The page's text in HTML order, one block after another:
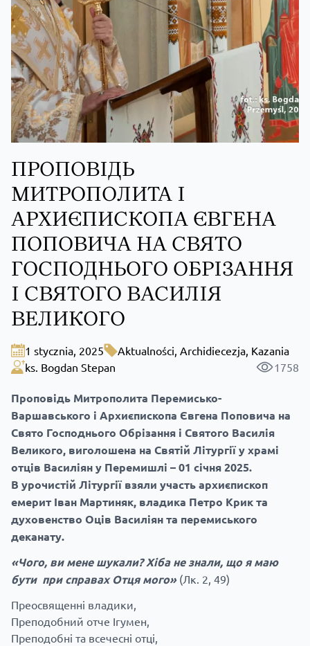
ПРОПОВІДЬ
МИТРОПОЛИТА І
АРХИЄПИСКОПА ЄВГЕНА
ПОПОВИЧА НА СВЯТО
ГОСПОДНЬОГО ОБРІЗАННЯ
І СВЯТОГО ВАСИЛІЯ
ВЕЛИКОГО
1 stycznia, 2025 Aktualności, Archidiecezja, Kazania
ks. Bogdan Stepan
1758
Проповідь Митрополита Перемисько-
Варшавського і Архиєпископа Євгена Поповича на
Свято Господнього Обрізання і Святого Василія
Великого, виголошена на Святій Літургії у храмі
отців Василіян у Перемишлі – 01 січня 2025.
В урочистій Літургії взяли участь архиєпископ
емерит Іван Мартиняк, владика Петро Крик та
духовенство Оців Василіян та перемиського
деканату.
«Чого, ви мене шукали? Хіба не знали, що я маю
бути при справах Отця мого»(Лк. 2, 49)
Преосвященні владики,
Преподобний отче Ігумен,
Преподобні та всечесні отці,